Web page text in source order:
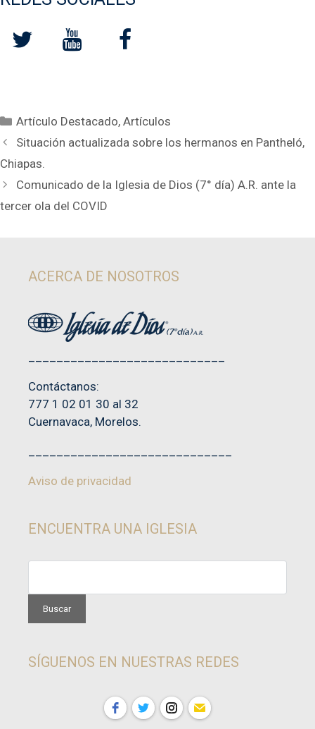
Categorías
Artículo Destacado,Artículos
Situación actualizada sobre los hermanos en Pantheló,
Chiapas.
Comunicado de la Iglesia de Dios (7° día) A.R. ante la
tercer ola del COVID
ACERCA DE NOSOTROS
Contáctanos:
777 1 02 01 30 al 32
Cuernavaca, Morelos.
Aviso de privacidad
ENCUENTRA UNA IGLESIA
SÍGUENOS EN NUESTRAS REDES